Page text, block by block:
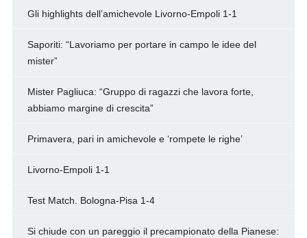
Gli highlights dell’amichevole Livorno-Empoli 1-1
Saporiti: “Lavoriamo per portare in campo le idee del
mister”
Mister Pagliuca: “Gruppo di ragazzi che lavora forte,
abbiamo margine di crescita”
Primavera, pari in amichevole e ‘rompete le righe’
Livorno-Empoli 1-1
Test Match. Bologna-Pisa 1-4
Si chiude con un pareggio il precampionato della Pianese: